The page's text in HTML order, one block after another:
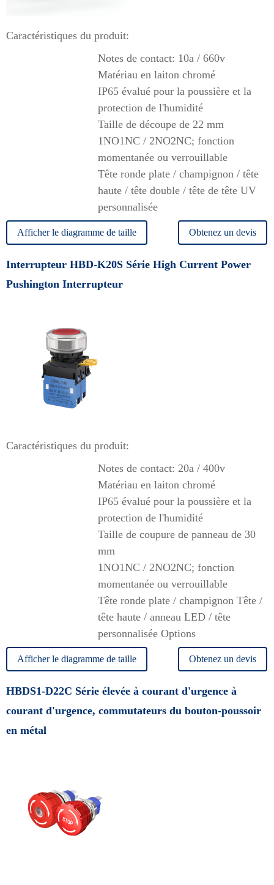
Caractéristiques du produit:
Notes de contact: 10a / 660v
Matériau en laiton chromé
IP65 évalué pour la poussière et la
protection de l'humidité
Taille de découpe de 22 mm
1NO1NC / 2NO2NC; fonction
momentanée ou verrouillable
Tête ronde plate / champignon / tête
haute / tête double / tête de tête UV
personnalisée
Afficher le diagramme de taille Obtenez un devis
Interrupteur HBD-K20S Série High Current Power
Pushington Interrupteur
Caractéristiques du produit:
Notes de contact: 20a / 400v
Matériau en laiton chromé
IP65 évalué pour la poussière et la
protection de l'humidité
Taille de coupure de panneau de 30
mm
1NO1NC / 2NO2NC; fonction
momentanée ou verrouillable
Tête ronde plate / champignon Tête /
tête haute / anneau LED / tête
personnalisée Options
Afficher le diagramme de taille Obtenez un devis
HBDS1-D22C Série élevée à courant d'urgence à
courant d'urgence, commutateurs du bouton-poussoir
en métal